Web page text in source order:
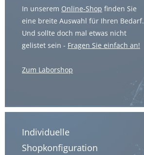
In unserem Online-Shop finden Sie
eine breite Auswahl für Ihren Bedarf.
Und sollte doch mal etwas nicht
gelistet sein - Fragen Sie einfach an!
Zum Laborshop
Individuelle
Shopkonfiguration